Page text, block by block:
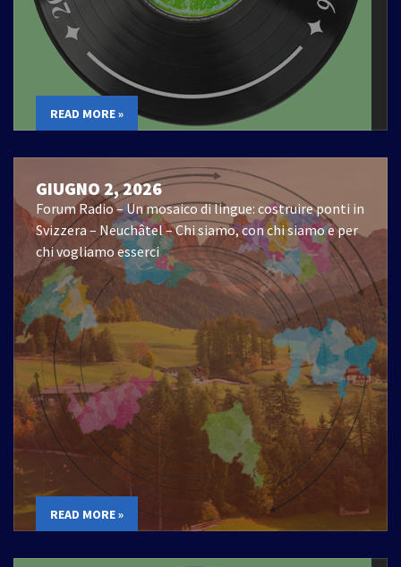
READ MORE »
GIUGNO 2, 2026
Forum Radio – Un mosaico di lingue: costruire ponti in
Svizzera – Neuchâtel – Chi siamo, con chi siamo e per
chi vogliamo esserci
READ MORE »